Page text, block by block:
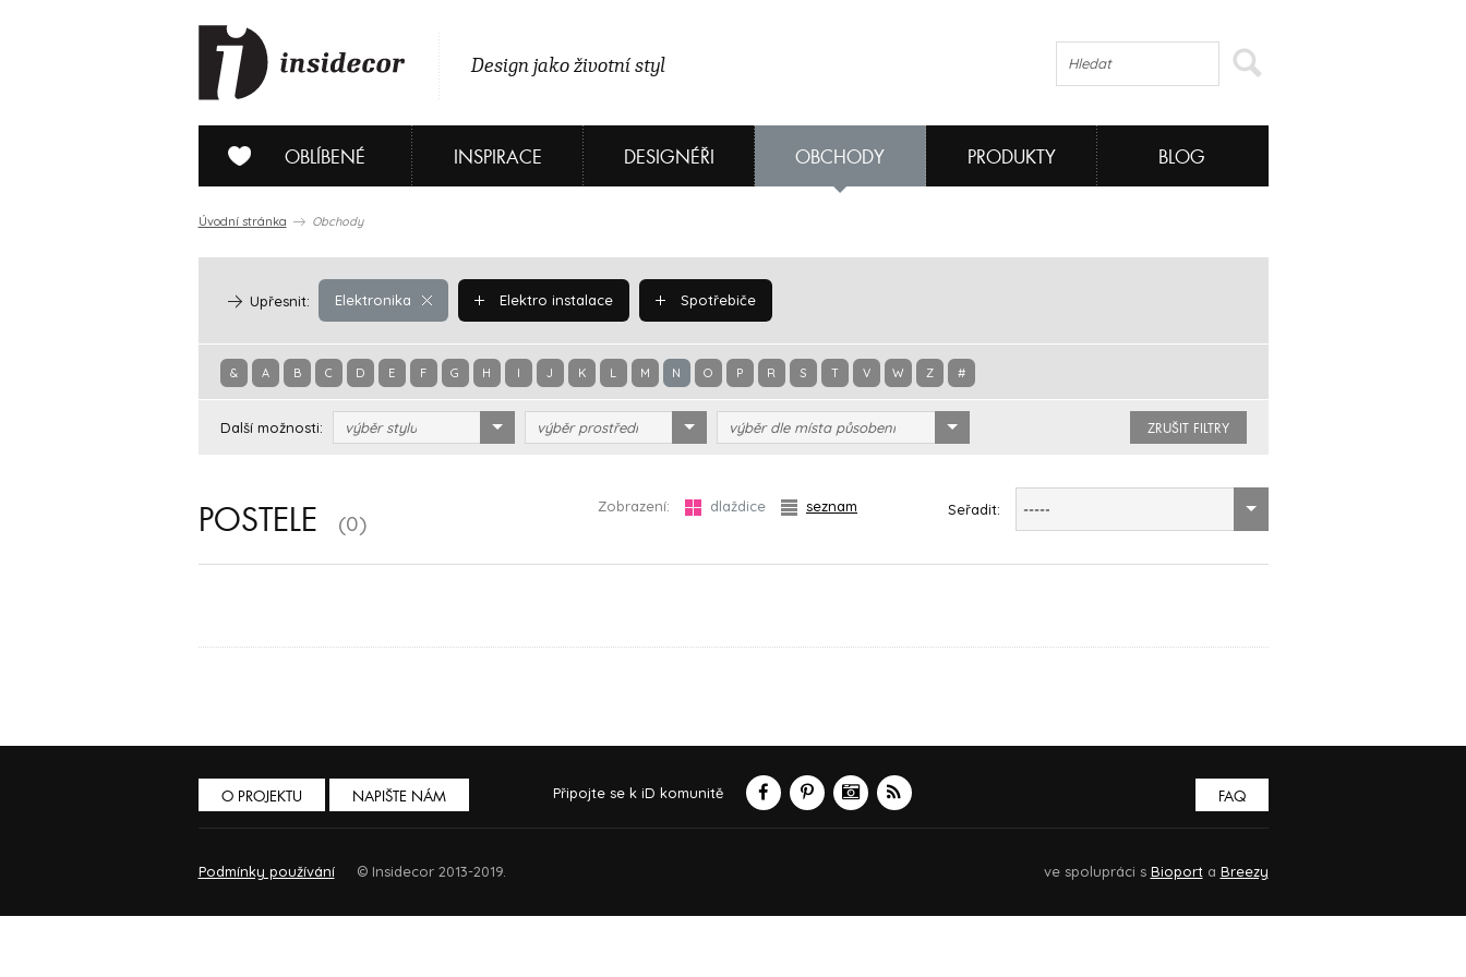
Design jako životní styl
OBLÍBENÉ INSPIRACE DESIGNÉŘI OBCHODY PRODUKTY BLOG
Úvodní stránka Obchody
Elektronika
Upřesnit: Elektro instalace Spotřebiče
& A B C D E F G H I J K L M N O P R S T V W Z #
Další možnosti: výběr stylu výběr prostředí výběr dle místa působení ZRUŠIT FILTRY
POSTELE (0)
Zobrazení: dlaždice seznam Seřadit: -----
O PROJEKTU NAPIŠTE NÁM Připojte se k iD komunitě FAQ
Podmínky používání © Insidecor 2013-2019. ve spolupráci s Bioporta Breezy